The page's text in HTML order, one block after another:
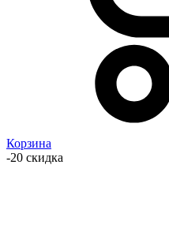
Корзина
-20 скидка